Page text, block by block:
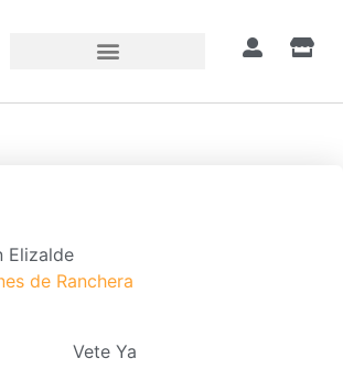
Elizalde
de Ranchera